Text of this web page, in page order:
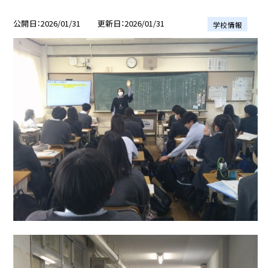
公開日 2026/01/31 更新日 2026/01/31 学校情報